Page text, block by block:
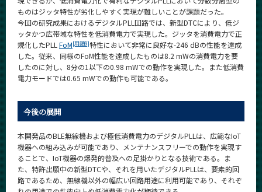
ものはジッタ特性が劣化しやすく実現が難しいことが課題だった。
今回の研究成果におけるデジタルPLL回路では、新型DTCにより、低ジ
ッタかつ広帯域な特性を低消費電力で実現した。ジッタを消費電力で正
規化したPLL FoM[用語9]特性において非常に良好な-246 dBの性能を達成
した。従来、同様のFoM性能を達成したものは8.2 mWの消費電力を要
したのに対し、8分の1以下の0.98 mWでの動作を実現した。また低消費
電力モードでは0.65 mWでの動作も可能である。
今後の展開
本開発品のBLE無線機および極低消費電力のデジタルPLLは、広範なIoT
機器への組み込みが可能であり、メンテナンスフリーでの動作を実現す
ることで、IoT機器の爆発的普及への足掛かりとなる技術である。ま
た、特許出願中の新型DTCや、それを用いたデジタルPLLは、要素的回
路であるため、無線機以外の幅広い回路用途に利用可能であり、それぞ